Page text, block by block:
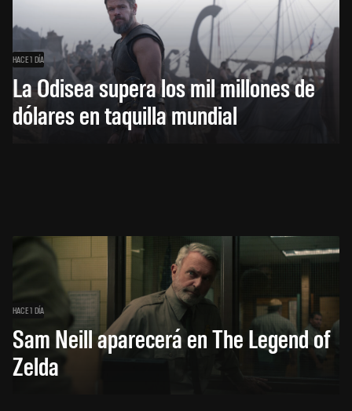
HACE 1 DÍA
La Odisea supera los mil millones de
dólares en taquilla mundial
HACE 1 DÍA
Sam Neill aparecerá en The Legend of
Zelda